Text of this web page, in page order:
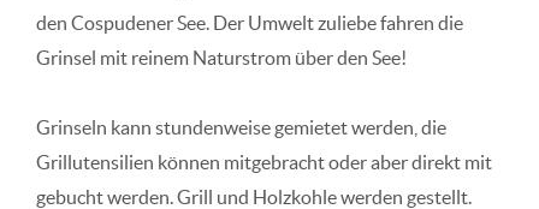
den Cospudener See. Der Umwelt zuliebe fahren die
Grinsel mit reinem Naturstrom über den See!
Grinseln kann stundenweise gemietet werden, die
Grillutensilien können mitgebracht oder aber direkt mit
gebucht werden. Grill und Holzkohle werden gestellt.